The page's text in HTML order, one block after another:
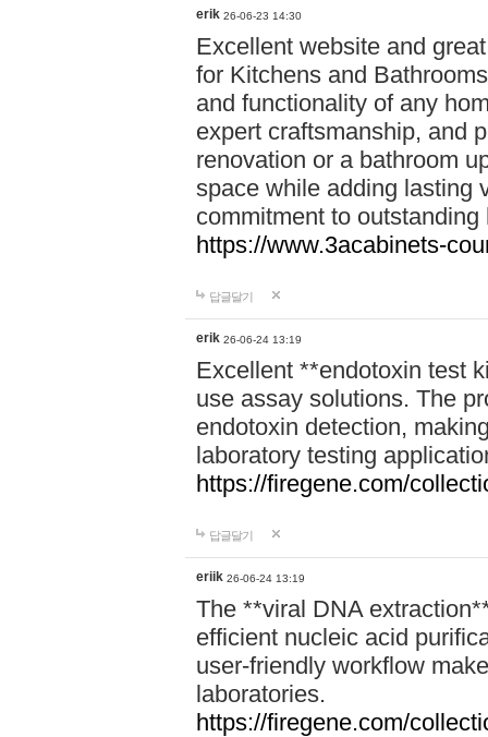
erik 26-06-23 14:30
Excellent website and
for Kitchens and
and functionality of any
expert craftsmanship, and
renovation or a bathroom
space while adding lasting
commitment to
https://www.3acabinets-
답글달기
erik 26-06-24 13:19
Excellent **endotoxin test
use assay solutions. The
endotoxin detection,
laboratory testing
https://firegene.com/
답글달기
eriik 26-06-24 13:19
The **viral DNA
efficient nucleic acid
user-friendly workflow
laboratories.
https://firegene.com/